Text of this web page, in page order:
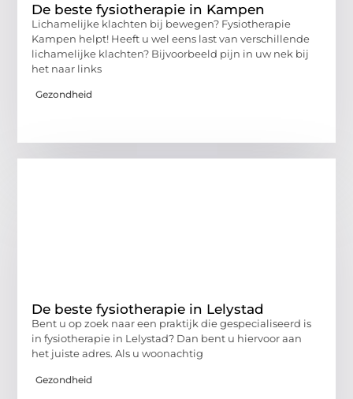
De beste fysiotherapie in Kampen
Lichamelijke klachten bij bewegen? Fysiotherapie
Kampen helpt! Heeft u wel eens last van verschillende
lichamelijke klachten? Bijvoorbeeld pijn in uw nek bij
het naar links
Gezondheid
De beste fysiotherapie in Lelystad
Bent u op zoek naar een praktijk die gespecialiseerd is
in fysiotherapie in Lelystad? Dan bent u hiervoor aan
het juiste adres. Als u woonachtig
Gezondheid